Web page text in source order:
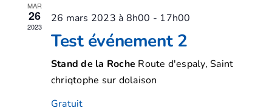
MAR
26
2023
26 mars 2023 à 8h00 - 17h00
Test événement 2
Stand de la Roche Route d'espaly, Saint
chriqtophe sur dolaison
Gratuit